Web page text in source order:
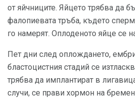
от яйчниците. Яйцето трябва да
фалопиевата тръба, където
го намерят. Оплоденото яйце се
Пет дни след оплождането,
бластоцистния стадий се
трябва да имплантират в
случи, се прави хормон на